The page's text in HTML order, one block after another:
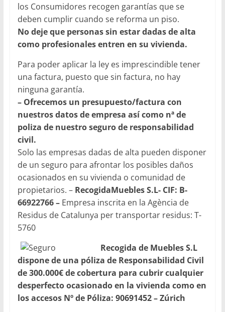
los Consumidores recogen garantías que se
deben cumplir cuando se reforma un piso.
No deje que personas sin estar dadas de alta
como profesionales entren en su vivienda.
Para poder aplicar la ley es imprescindible tener
una factura, puesto que sin factura, no hay
ninguna garantía.
– Ofrecemos un presupuesto/factura con
nuestros datos de empresa así como nª de
poliza de nuestro seguro de responsabilidad
civil.
Solo las empresas dadas de alta pueden disponer
de un seguro para afrontar los posibles daños
ocasionados en su vivienda o comunidad de
propietarios. – RecogidaMuebles S.L- CIF: B-
66922766 – Empresa inscrita en la Agència de
Residus de Catalunya per transportar residus: T-
5760
Recogida de Muebles S.L
dispone de una póliza de Responsabilidad Civil
de 300.000€ de cobertura para cubrir cualquier
desperfecto ocasionado en la vivienda como en
los accesos Nº de Póliza: 90691452 – Zúrich